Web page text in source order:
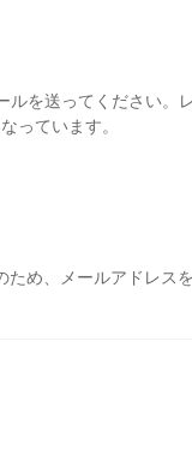
を送ってください。
っています。
め、メールアドレス